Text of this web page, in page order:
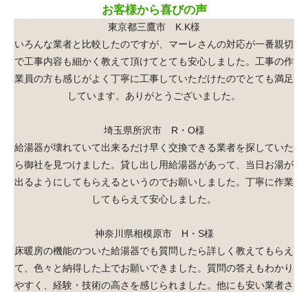
お客様から喜びの声
東京都三鷹市 K.K様
いろんな業者と比較したのですが、マーレさんの対応が一番親切
で工事内容も細かく教えて頂けてとても安心しました。工事の作
業員の方も感じがよく丁寧に工事していただけたのでとても満足
しています。ありがとうございました。
埼玉県所沢市 R・O様
給湯器が壊れていて出来るだけ早く交換できる業者を探していた
ら御社を見つけました。貸し出し用給湯器があって、当日お湯が
出るようにしてもらえるというのでお願いしました。丁寧に作業
してもらえて安心しました。
神奈川県相模原市 H・S様
床暖房の機能のついた給湯器でも質問したら詳しく教えてもらえ
て、色々と納得した上でお願いできました。質問の答えもわかり
やすく、経験・技術の高さを感じられました。他にも安い業者さ